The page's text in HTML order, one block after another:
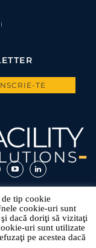
tip cookie
cookie-uri sunt
dacă doriţi să vizitaţi
uri sunt utilizate
pe acestea dacă